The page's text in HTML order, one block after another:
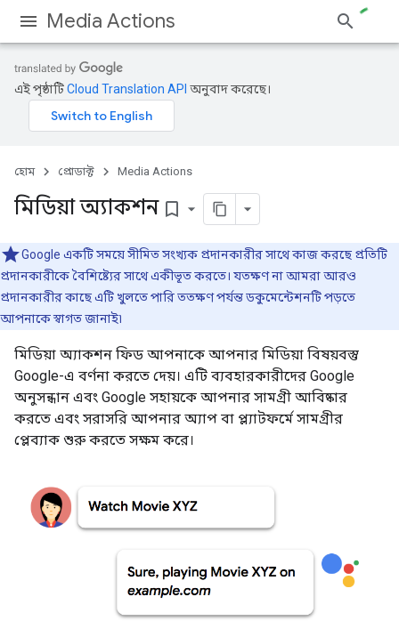
Media Actions
এই পৃষ্ঠাটিCloud Translation API অনুবাদ করেছে।
হোম প্রোডাক্ট Media Actions
মিডিয়া অ্যাকশন bookmark_border
Google একটি সময়ে সীমিত সংখ্যক প্রদানকারীর সাথে কাজ করছে প্রতিটি
প্রদানকারীকে বৈশিষ্ট্যের সাথে একীভূত করতে। যতক্ষণ না আমরা আরও
প্রদানকারীর কাছে এটি খুলতে পারি ততক্ষণ পর্যন্ত ডকুমেন্টেশনটি পড়তে
আপনাকে স্বাগত জানাই৷
মিডিয়া অ্যাকশন ফিড আপনাকে আপনার মিডিয়া বিষয়বস্তু
Google-এ বর্ণনা করতে দেয়। এটি ব্যবহারকারীদের Google
অনুসন্ধান এবং Google সহায়কে আপনার সামগ্রী আবিষ্কার
করতে এবং সরাসরি আপনার অ্যাপ বা প্ল্যাটফর্মে সামগ্রীর
প্লেব্যাক শুরু করতে সক্ষম করে।